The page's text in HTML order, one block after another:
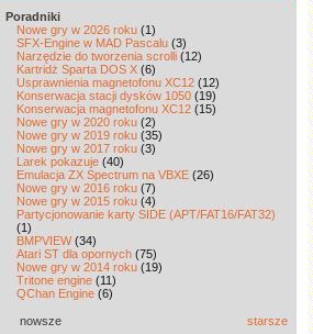
Poradniki
Nowe gry w 2026 roku (1)
SFX-Engine w MAD Pascalu (3)
Narzędzie do tworzenia scrolli (12)
Kartridż Sparta DOS X (6)
Usprawnienia magnetofonu XC12 (12)
Konserwacja stacji dysków 1050 (19)
Konserwacja magnetofonu XC12 (15)
Nowe gry w 2020 roku (2)
Nowe gry w 2019 roku (35)
Nowe gry w 2017 roku (3)
Larek pokazuje (40)
Emulacja ZX Spectrum na VBXE (26)
Nowe gry w 2016 roku (7)
Nowe gry w 2015 roku (4)
Partycjonowanie karty SIDE (APT/FAT16/FAT32)
(1)
BMPVIEW(34)
Atari ST dla opornych (75)
Nowe gry w 2014 roku (19)
Tritone engine (11)
QChan Engine (6)
nowsze starsze